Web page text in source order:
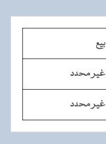
بيع
غير محدد
غير محدد